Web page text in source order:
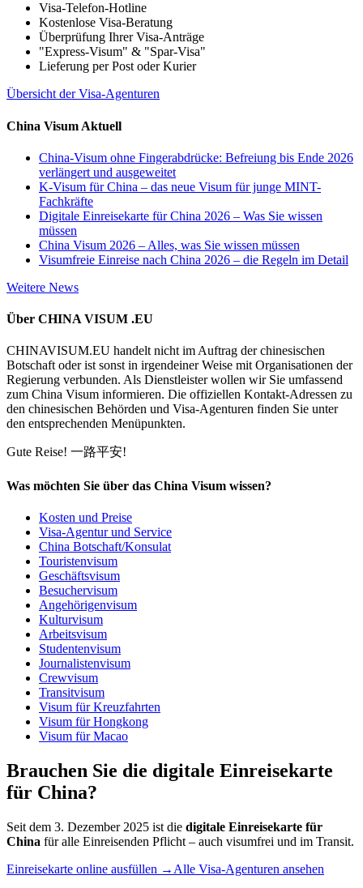
Visa-Telefon-Hotline
Kostenlose Visa-Beratung
Überprüfung Ihrer Visa-Anträge
"Express-Visum" & "Spar-Visa"
Lieferung per Post oder Kurier
Übersicht der Visa-Agenturen
China Visum Aktuell
China-Visum ohne Fingerabdrücke: Befreiung bis Ende 2026
verlängert und ausgeweitet
K-Visum für China – das neue Visum für junge MINT-
Fachkräfte
Digitale Einreisekarte für China 2026 – Was Sie wissen
müssen
China Visum 2026 – Alles, was Sie wissen müssen
Visumfreie Einreise nach China 2026 – die Regeln im Detail
Weitere News
Über CHINA VISUM .EU
CHINAVISUM.EU handelt nicht im Auftrag der chinesischen
Botschaft oder ist sonst in irgendeiner Weise mit Organisationen der
Regierung verbunden. Als Dienstleister wollen wir Sie umfassend
zum China Visum informieren. Die offiziellen Kontakt-Adressen zu
den chinesischen Behörden und Visa-Agenturen finden Sie unter
den entsprechenden Menüpunkten.
Gute Reise! 一路平安!
Was möchten Sie über das China Visum wissen?
Kosten und Preise
Visa-Agentur und Service
China Botschaft/Konsulat
Touristenvisum
Geschäftsvisum
Besuchervisum
Angehörigenvisum
Kulturvisum
Arbeitsvisum
Studentenvisum
Journalistenvisum
Crewvisum
Transitvisum
Visum für Kreuzfahrten
Visum für Hongkong
Visum für Macao
Brauchen Sie die digitale Einreisekarte
für China?
Seit dem 3. Dezember 2025 ist die digitale Einreisekarte für
China für alle Einreisenden Pflicht – auch visumfrei und im Transit.
Einreisekarte online ausfüllen → Alle Visa-Agenturen ansehen